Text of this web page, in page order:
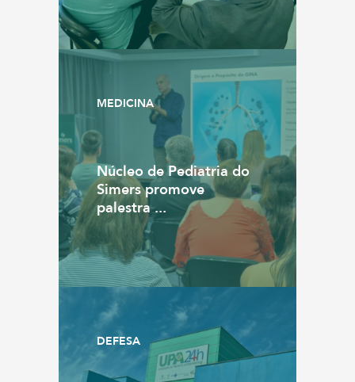
MEDICINA
Núcleo de Pediatria do
Simers promove
palestra ...
DEFESA